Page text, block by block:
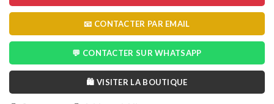
📧 CONTACTER PAR EMAIL
💬 CONTACTER SUR WHATSAPP
🛍️ VISITER LA BOUTIQUE